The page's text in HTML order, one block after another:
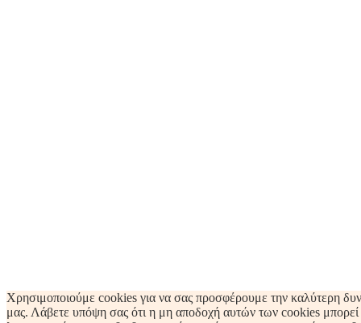
Χρησιμοποιούμε cookies για να σας προσφέρουμε την καλύτερη
μας. Λάβετε υπόψη σας ότι η μη αποδοχή αυτών των cookies μπορεί